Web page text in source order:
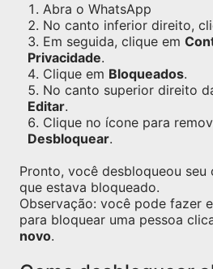
Abra o WhatsApp
No canto inferior direito,
Em seguida, clique em
Privacidade.
Clique em Bloqueados.
No canto superior direito
Editar.
Clique no ícone para
Desbloquear.
Pronto, você desbloqueou
que estava bloqueado.
Observação: você pode fazer
para bloquear uma pessoa
novo.